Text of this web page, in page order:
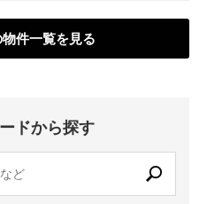
件一覧を見る
ドから探す